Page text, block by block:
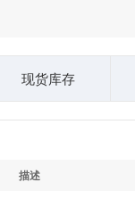
现货库存
描述